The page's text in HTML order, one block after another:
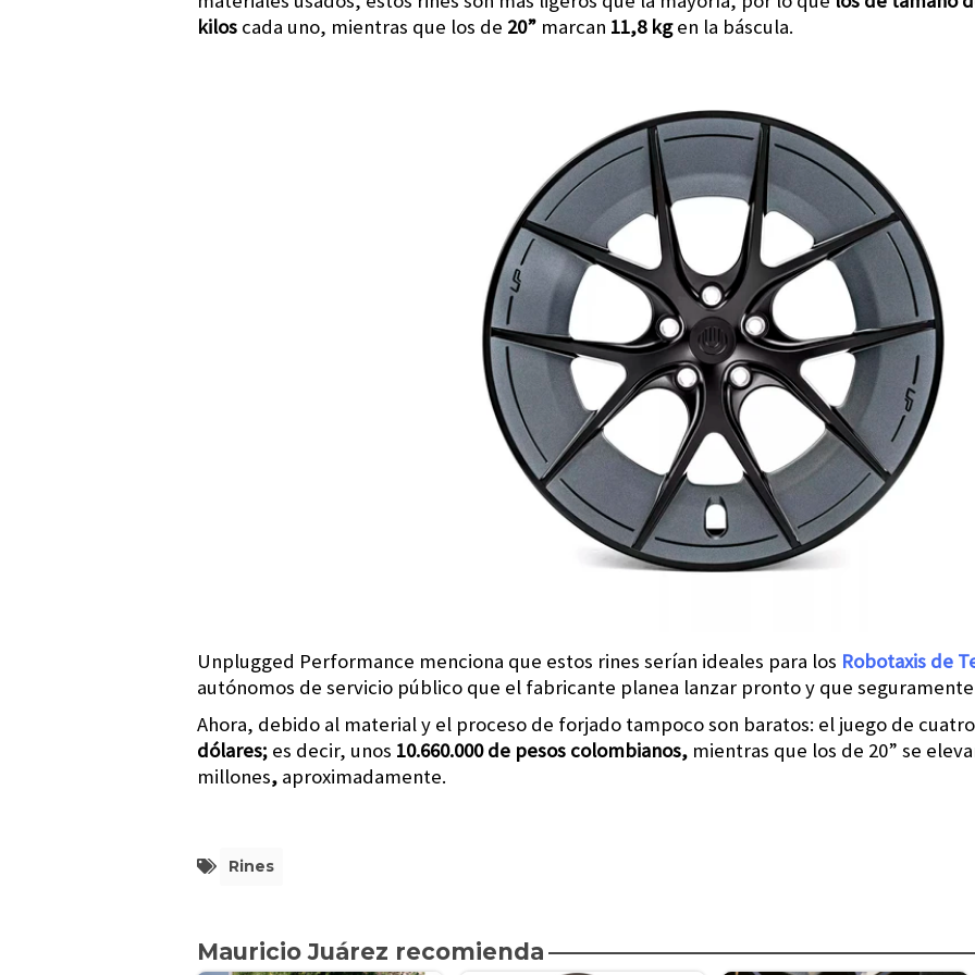
kilos cada uno, mientras que los de 20” marcan 11,8 kgen la báscula.
Unplugged Performance menciona que estos rines serían ideales para los Robotaxis de
autónomos de servicio público que el fabricante planea lanzar pronto y que
Ahora, debido al material y el proceso de forjado tampoco son baratos: el juego de
dólares; es decir, unos 10.660.000 de pesos colombianos, mientras que los de 20” se
millones, aproximadamente.
Rines
Mauricio Juárez recomienda